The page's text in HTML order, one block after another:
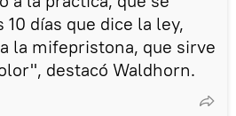
días que dice la ley,
la mifepristona, que sirve
destacó Waldhorn.